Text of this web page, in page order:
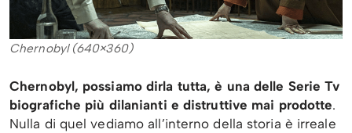
Chernobyl (640×360)
Chernobyl, possiamo dirla tutta, è una delle Serie Tv
biografiche più dilanianti e distruttive mai prodotte.
Nulla di quel vediamo all’interno della storia è irreale